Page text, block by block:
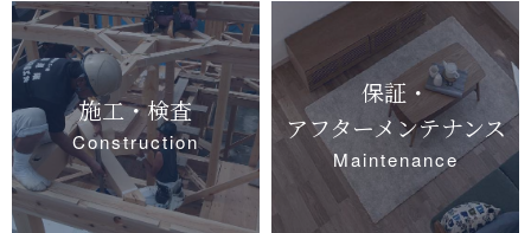
施工・検査
Construction
保証・
アフターメンテナンス
Maintenance